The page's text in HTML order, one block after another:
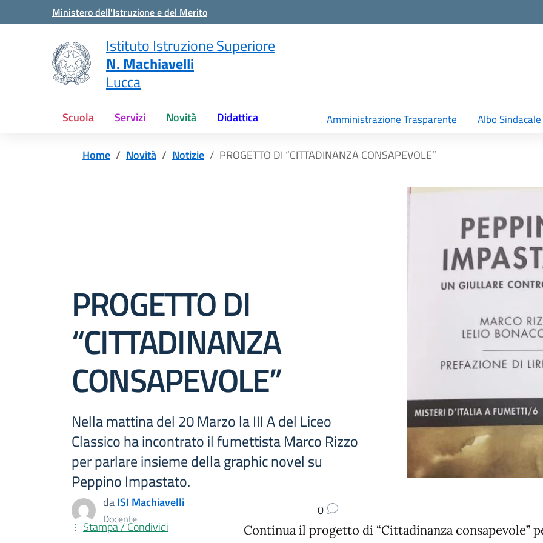
Vai ai contenuti
Vai al menu di navigazione
Ministero dell'Istruzione e del Merito
Istituto Istruzione Superiore
N. Machiavelli
Lucca
Scuola Servizi Novità Didattica Amministrazione Trasparente Albo Sindacale
Home Novità Notizie PROGETTO DI “CITTADINANZA CONSAPEVOLE”
PROGETTO DI
“CITTADINANZA
CONSAPEVOLE”
Nella mattina del 20 Marzo la III A del Liceo
Classico ha incontrato il fumettista Marco Rizzo
per parlare insieme della graphic novel su
Peppino Impastato.
daISI Machiavelli
Docente
0
Continua il progetto di “Cittadinanza consapevole”
Stampa / Condividi